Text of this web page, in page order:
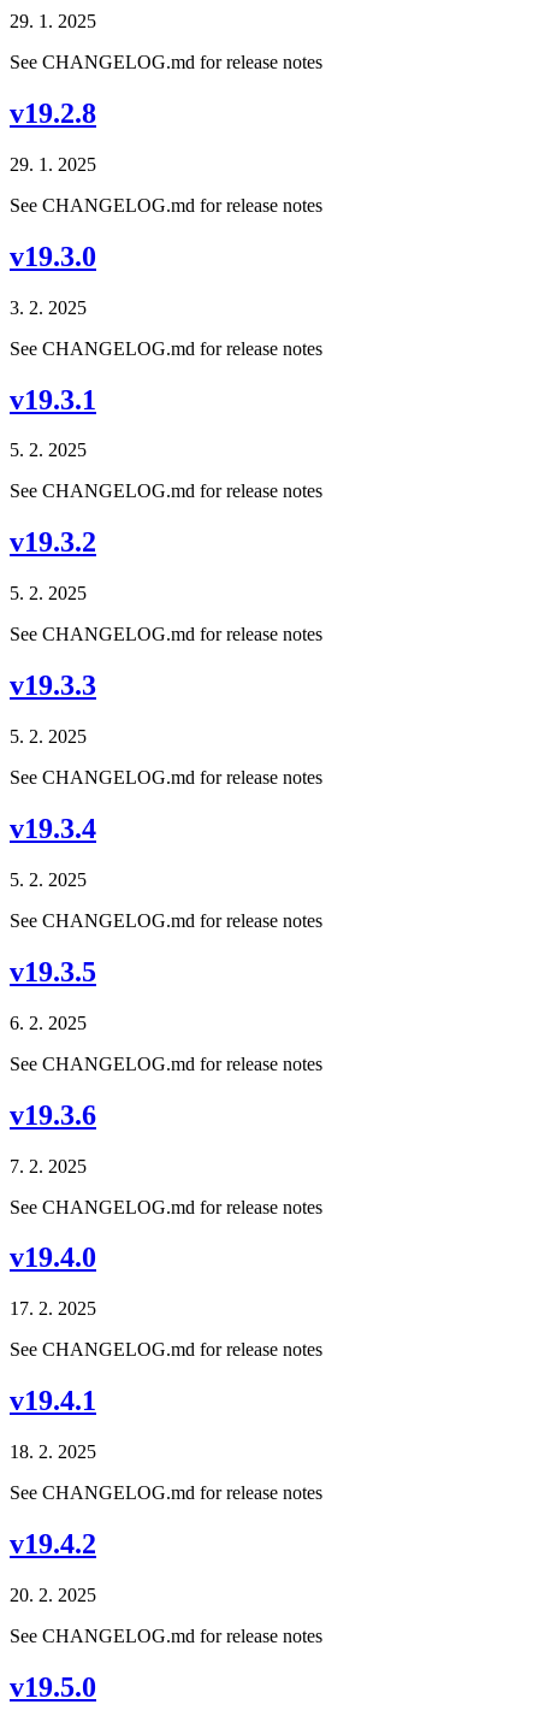
29. 1. 2025
See CHANGELOG.md for release notes
v19.2.8
29. 1. 2025
See CHANGELOG.md for release notes
v19.3.0
3. 2. 2025
See CHANGELOG.md for release notes
v19.3.1
5. 2. 2025
See CHANGELOG.md for release notes
v19.3.2
5. 2. 2025
See CHANGELOG.md for release notes
v19.3.3
5. 2. 2025
See CHANGELOG.md for release notes
v19.3.4
5. 2. 2025
See CHANGELOG.md for release notes
v19.3.5
6. 2. 2025
See CHANGELOG.md for release notes
v19.3.6
7. 2. 2025
See CHANGELOG.md for release notes
v19.4.0
17. 2. 2025
See CHANGELOG.md for release notes
v19.4.1
18. 2. 2025
See CHANGELOG.md for release notes
v19.4.2
20. 2. 2025
See CHANGELOG.md for release notes
v19.5.0